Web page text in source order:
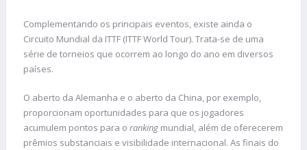
Complementando os principais eventos, existe ainda o
Circuito Mundial da ITTF (ITTF World Tour). Trata-se de uma
série de torneios que ocorrem ao longo do ano em diversos
países.
O aberto da Alemanha e o aberto da China, por exemplo,
proporcionam oportunidades para que os jogadores
acumulem pontos para o ranking mundial, além de oferecerem
prêmios substanciais e visibilidade internacional. As finais do